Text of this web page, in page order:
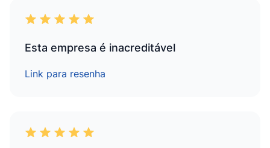
Esta empresa é inacreditável
Link para resenha